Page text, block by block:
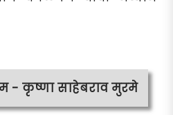
- कृष्णा साहेबराव मुरमे